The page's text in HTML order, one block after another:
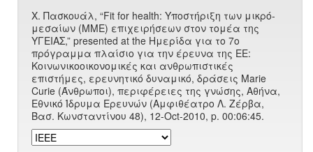
Χ. Πασκουάλ, “Fit for health: Υποστήριξη των μικρό-
μεσαίων (ΜΜΕ) επιχειρήσεων στον τομέα της
ΥΓΕΙΑΣ,” presented at the Ημερίδα για το 7ο
πρόγραμμα πλαίσιο για την έρευνα της ΕΕ:
Κοινωνικοοικονομικές και ανθρωπιστικές
επιστήμες, ερευνητικό δυναμικό, δράσεις Marie
Curie (Άνθρωποι), περιφέρειες της γνώσης, Αθήνα,
Εθνικό Ίδρυμα Ερευνών (Αμφιθέατρο Λ. Ζέρβα,
Bασ. Κωνσταντίνου 48), 12-Oct-2010, p. 00:06:45.